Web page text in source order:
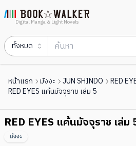
Digital Manga & Light Novels
ทั้งหมด
หน้าแรก มังงะ JUN SHINDO
RED
RED EYES แค้นมัจจุราช เล่ม 5
RED EYES แค้นมัจจุราช เล่ม
มังงะ